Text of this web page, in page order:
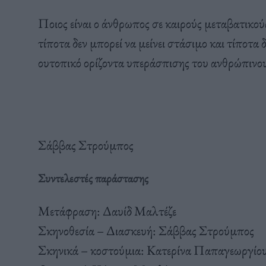
Ποιος είναι ο άνθρωπος σε καιρούς
τίποτα δεν μπορεί να μείνει στάσιμο και
ουτοπικό ορίζοντα υπεράσπισης του
Σάββας Στρούμπος
Συντελεστές παράστασης
Μετάφραση: Δαυίδ Μαλτέζε
Σκηνοθεσία – Διασκευή: Σάββας Στρούμπος
Σκηνικά – κοστούμια: Κατερίνα